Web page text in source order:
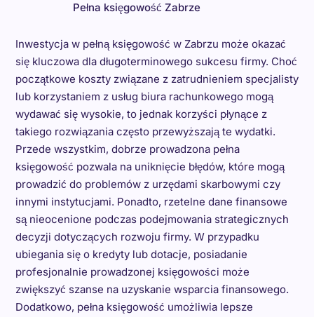
Pełna księgowość Zabrze
Inwestycja w pełną księgowość w Zabrzu może okazać
się kluczowa dla długoterminowego sukcesu firmy. Choć
początkowe koszty związane z zatrudnieniem specjalisty
lub korzystaniem z usług biura rachunkowego mogą
wydawać się wysokie, to jednak korzyści płynące z
takiego rozwiązania często przewyższają te wydatki.
Przede wszystkim, dobrze prowadzona pełna
księgowość pozwala na uniknięcie błędów, które mogą
prowadzić do problemów z urzędami skarbowymi czy
innymi instytucjami. Ponadto, rzetelne dane finansowe
są nieocenione podczas podejmowania strategicznych
decyzji dotyczących rozwoju firmy. W przypadku
ubiegania się o kredyty lub dotacje, posiadanie
profesjonalnie prowadzonej księgowości może
zwiększyć szanse na uzyskanie wsparcia finansowego.
Dodatkowo, pełna księgowość umożliwia lepsze